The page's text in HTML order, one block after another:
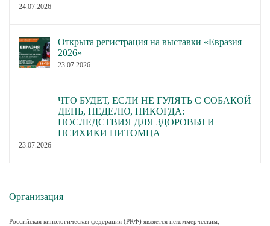
24.07.2026
Открыта регистрация на выставки «Евразия
2026»
23.07.2026
ЧТО БУДЕТ, ЕСЛИ НЕ ГУЛЯТЬ С СОБАКОЙ
ДЕНЬ, НЕДЕЛЮ, НИКОГДА:
ПОСЛЕДСТВИЯ ДЛЯ ЗДОРОВЬЯ И
ПСИХИКИ ПИТОМЦА
23.07.2026
Организация
Российская кинологическая федерация (РКФ) является некоммерческим,